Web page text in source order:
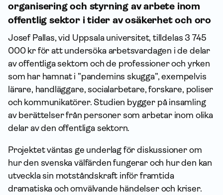
organisering och styrning av arbete inom
offentlig sektor i tider av osäkerhet och oro
Josef Pallas, vid Uppsala universitet, tilldelas 3 745
000 kr för att undersöka arbetsvardagen i de delar
av offentliga sektorn och de professioner och yrken
som har hamnat i ”pandemins skugga”, exempelvis
lärare, handläggare, socialarbetare, forskare, poliser
och kommunikatörer. Studien bygger på insamling
av berättelser från personer som arbetar inom olika
delar av den offentliga sektorn.
Projektet väntas ge underlag för diskussioner om
hur den svenska välfärden fungerar och hur den kan
utveckla sin motståndskraft inför framtida
dramatiska och omvälvande händelser och kriser.